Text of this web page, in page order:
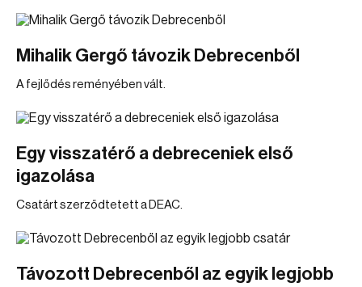
Mihalik Gergő távozik Debrecenből
A fejlődés reményében vált.
Egy visszatérő a debreceniek első
igazolása
Csatárt szerződtetett a DEAC.
Távozott Debrecenből az egyik legjobb